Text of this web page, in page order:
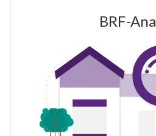
BRF-